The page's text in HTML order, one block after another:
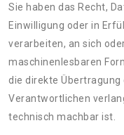
Sie haben das Recht,
Einwilligung oder in
verarbeiten, an sich
maschinenlesbaren
die direkte Übertragung
Verantwortlichen
technisch machbar ist.